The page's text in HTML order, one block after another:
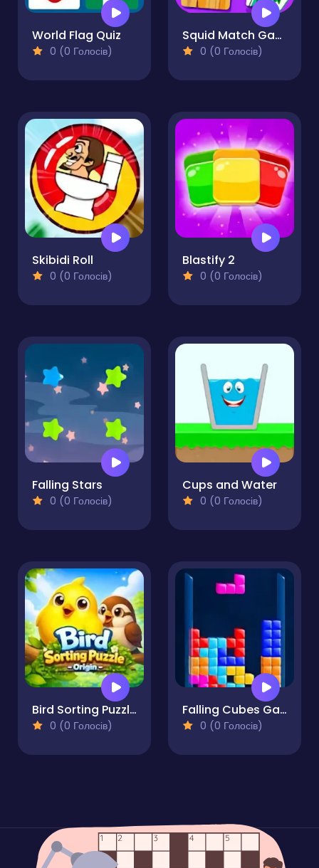
World Flag Quiz
0 (0 Голосів)
Squid Match Game
0 (0 Голосів)
Skibidi Roll
0 (0 Голосів)
Blastify 2
0 (0 Голосів)
Falling Stars
0 (0 Голосів)
Cups and Water
0 (0 Голосів)
Bird Sorting Puzzle - Origin
0 (0 Голосів)
Falling Cubes Game
0 (0 Голосів)